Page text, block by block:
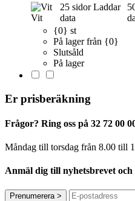
Vit
25 sidor Laddar
data
{0} st
På lager från {0}
Slutsåld
På lager
Er prisberäkning
Frågor? Ring oss på 32 72 00
Måndag till torsdag från 8.00 till
Anmäl dig till nyhetsbrevet
Prenumerera >